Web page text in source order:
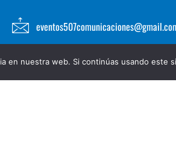
en nuestra web. Si continúas usando este